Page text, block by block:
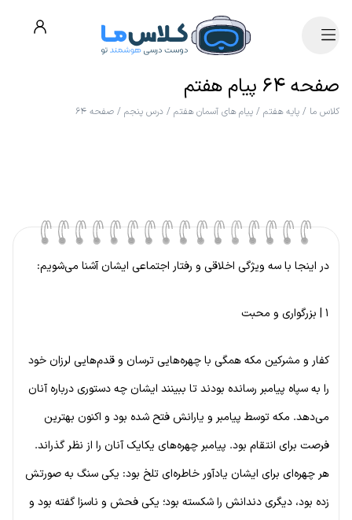
صفحه ۶۴ پیام هفتم
کلاس ما / پایه هفتم / پیام های آسمان هفتم / درس پنجم / صفحه ۶۴
در اینجا با سه ویژگی اخلاقی و رفتار اجتماعی ایشان آشنا می‌شویم:
۱ | بزرگواری و محبت
کفار و مشرکین مکه همگی با چهره‌هایی ترسان و قدم‌هایی لرزان خود
را به سپاه پیامبر رسانده بودند تا ببینند ایشان چه دستوری درباره آنان
می‌دهد. مکه توسط پیامبر و یارانش فتح شده بود و اکنون بهترین
فرصت برای انتقام بود. پیامبر چهره‌های یکایک آنان را از نظر گذراند.
هر چهره‌ای برای ایشان یادآور خاطره‌ای تلخ بود: یکی سنگ به صورتش
زده بود، دیگری دندانش را شکسته بود؛ یکی فحش و ناسزا گفته بود و